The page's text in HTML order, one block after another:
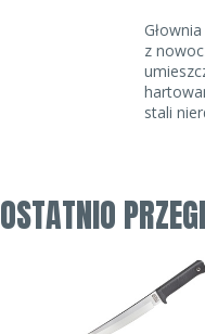
z
stali
w
wyjęcia
OSTATNIO